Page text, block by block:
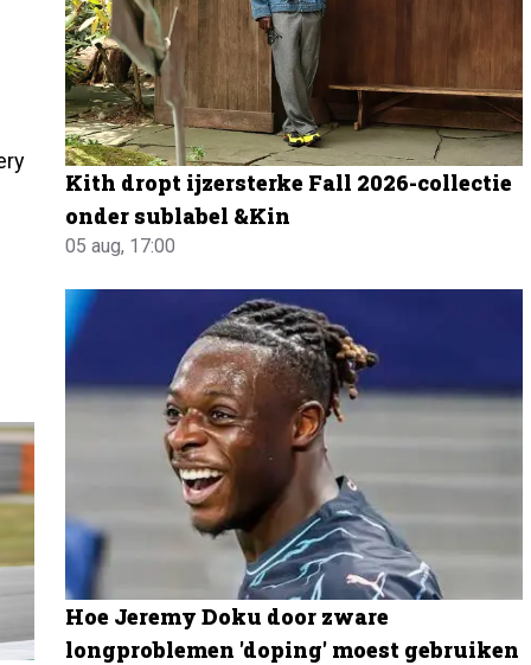
Kith dropt ijzersterke Fall 2026-collectie
onder sublabel &Kin
05 aug, 17:00
Hoe Jeremy Doku door zware
longproblemen 'doping' moest gebruiken